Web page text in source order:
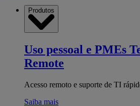
Produtos
Uso pessoal e PMEs
Remote
Acesso remoto e suporte de TI
Saiba mais